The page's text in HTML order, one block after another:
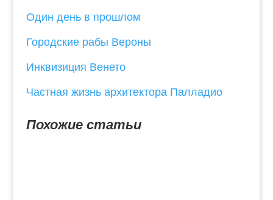
Один день в прошлом
Городские рабы Вероны
Инквизиция Венето
Частная жизнь архитектора Палладио
Похожие статьи